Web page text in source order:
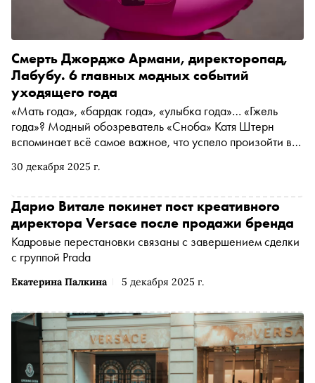
30 декабря 2025 г.
Смерть Джорджо Армани, директоропад,
Лабубу. 6 главных модных событий
уходящего года
«Мать года», «бардак года», «улыбка года»… «Гжель
года»? Модный обозреватель «Сноба» Катя Штерн
вспоминает всё самое важное, что успело произойти в
Екатерина Палкина 5 декабря 2025 г.
Дарио Витале покинет пост креативного
директора Versace после продажи бренда
Кадровые перестановки связаны с завершением сделки
с группой Prada